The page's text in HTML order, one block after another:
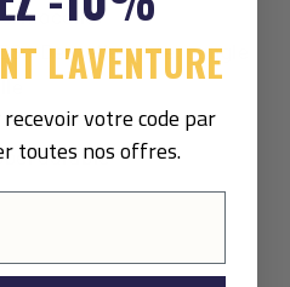
: Dentelle plate, sangle
durable
L'AVENTURE
votre code par
toutes nos offres.